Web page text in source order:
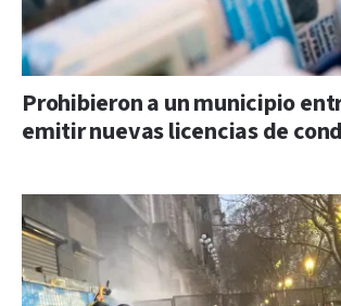
Prohibieron a un municipio
emitir nuevas licencias de